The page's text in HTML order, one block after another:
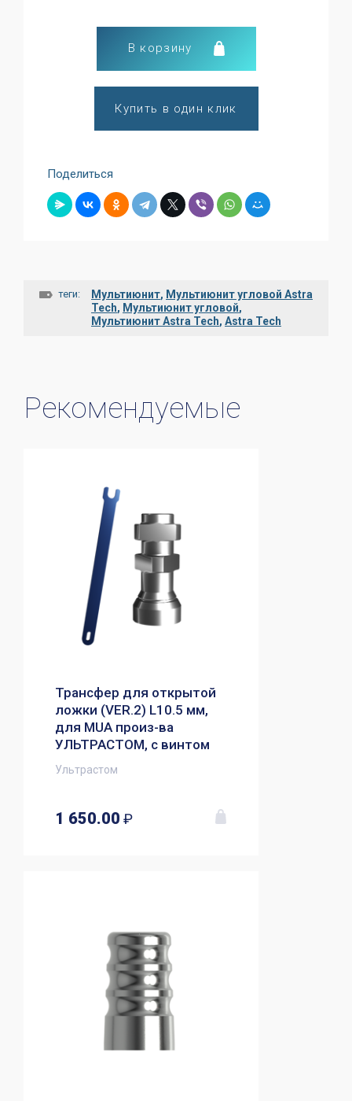
В корзину
Купить в один клик
Поделиться
теги: Мультиюнит, Мультиюнит угловой Astra
Tech, Мультиюнит угловой,
Мультиюнит Astra Tech, Astra Tech
Рекомендуемые
Трансфер для открытой
ложки (VER.2) L10.5 мм,
для MUA произ-ва
УЛЬТРАСТОМ, с винтом
Ультрастом
1 650.00 ₽